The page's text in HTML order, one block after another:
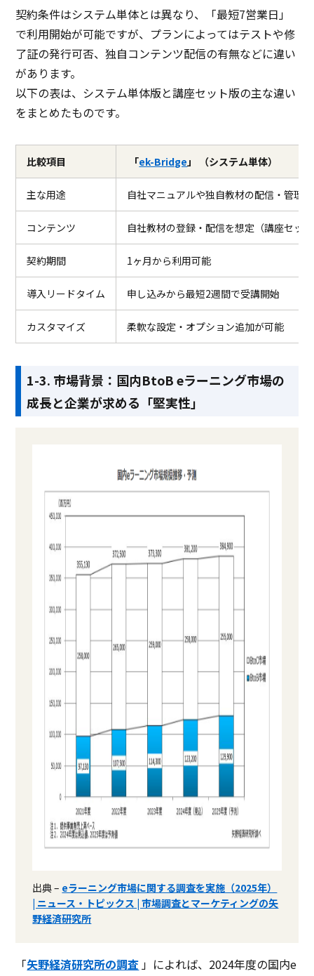
契約条件はシステム単体とは異なり、「最短7営業日」
で利用開始が可能ですが、プランによってはテストや修
了証の発行可否、独自コンテンツ配信の有無などに違い
があります。
以下の表は、システム単体版と講座セット版の主な違い
をまとめたものです。
比較項目 「ek-Bridge 」 （システム単体）
主な用途 自社マニュアルや独自教材の配信・管理
コンテンツ 自社教材の登録・配信を想定（講座セッ
契約期間 1ヶ月から利用可能
導入リードタイム 申し込みから最短2週間で受講開始
カスタマイズ 柔軟な設定・オプション追加が可能
1-3. 市場背景：国内BtoB eラーニング市場の
成長と企業が求める「堅実性」
出典 – eラーニング市場に関する調査を実施（2025年）
| ニュース・トピックス | 市場調査とマーケティングの矢
野経済研究所
「矢野経済研究所の調査 」によれば、2024年度の国内e